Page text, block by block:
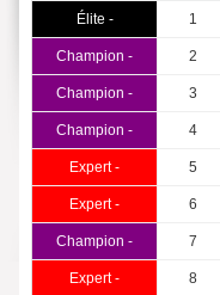
Élite - 1
Champion - 2
Champion - 3
Champion - 4
Expert - 5
Expert - 6
Champion - 7
Expert - 8